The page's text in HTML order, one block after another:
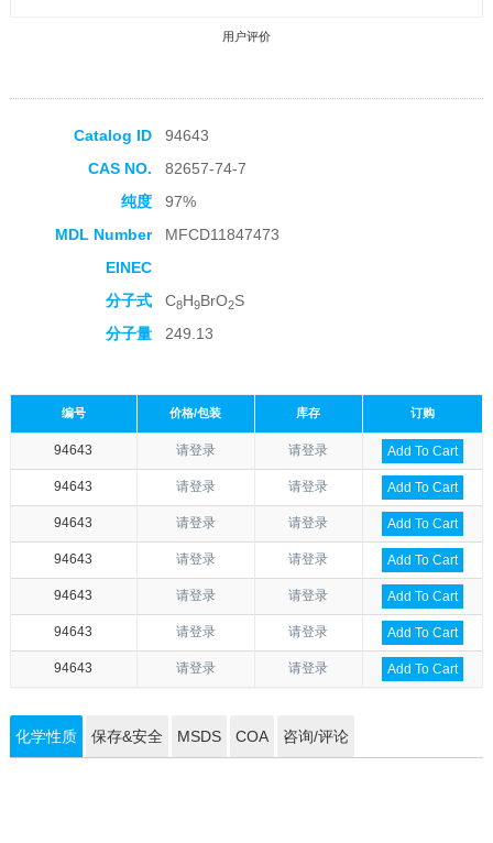
用户评价
Catalog ID
94643
CAS NO.
82657-74-7
纯度
97%
MDL Number
MFCD11847473
EINEC
分子式
C8H9BrO2S
分子量
249.13
编号 价格/包装 库存 订购
94643 请登录 请登录 Add To Cart
94643 请登录 请登录 Add To Cart
94643 请登录 请登录 Add To Cart
94643 请登录 请登录 Add To Cart
94643 请登录 请登录 Add To Cart
94643 请登录 请登录 Add To Cart
94643 请登录 请登录 Add To Cart
化学性质 保存&安全 MSDS COA 咨询/评论